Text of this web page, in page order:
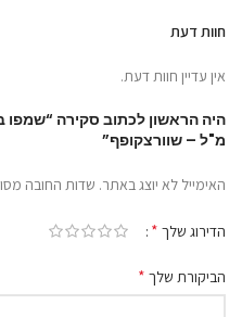
חוות דעת
אין עדיין חוות דעת.
מ"ל – שוורצקופף”
האימייל לא יוצג באתר. שדות החובה
הדירוג שלך *
הביקורת שלך *